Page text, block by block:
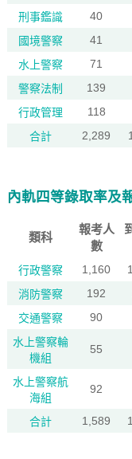
刑事鑑識 40
國境警察
41
水上警察
71
警察法制
139
行政管理
118
合計
2,289
內軌四等錄取率及
類科
報考人
數
行政警察 1,160
消防警察
192
交通警察
90
水上警察輪
機組
55
水上警察航
海組
92
合計 1,589